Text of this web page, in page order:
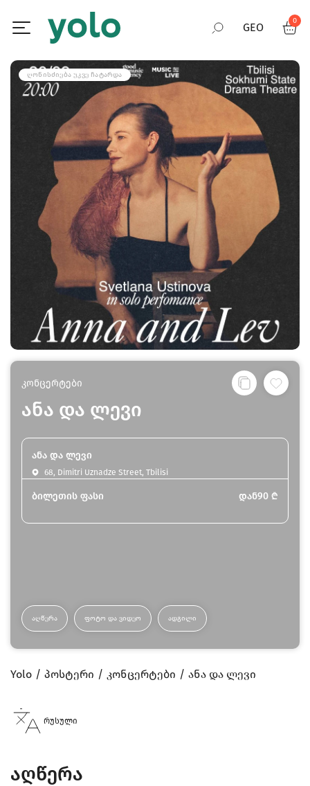
GEO
RUS
ENG
0
ᲦᲝᲜᲘᲡᲫᲘᲔᲑᲐ ᲣᲙᲕᲔ ᲩᲐᲢᲐᲠᲓᲐ
კონცერტები
ანა და ლევი
ანა და ლევი
68, Dimitri Uznadze Street, Tbilisi
ბილეთის ფასი დან90 ₾
ᲐᲦᲬᲔᲠᲐ ᲤᲝᲢᲝ ᲓᲐ ᲕᲘᲓᲔᲝ ᲐᲓᲒᲘᲚᲘ
Yolo პოსტერი კონცერტები ანა და ლევი
რუსული
აღწერა